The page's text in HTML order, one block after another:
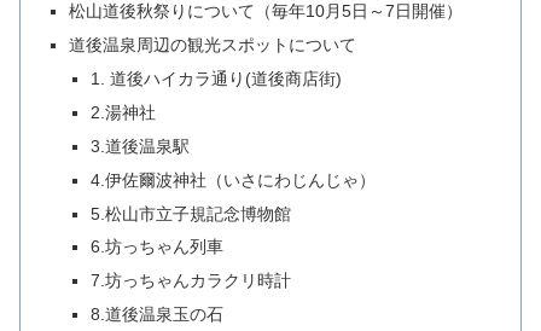
松山道後秋祭りについて（毎年10月5日～7日開催）
道後温泉周辺の観光スポットについて
1. 道後ハイカラ通り(道後商店街)
2.湯神社
3.道後温泉駅
4.伊佐爾波神社（いさにわじんじゃ）
5.松山市立子規記念博物館
6.坊っちゃん列車
7.坊っちゃんカラクリ時計
8.道後温泉玉の石